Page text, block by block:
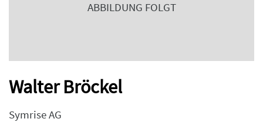
ABBILDUNG FOLGT
Walter Bröckel
Symrise AG